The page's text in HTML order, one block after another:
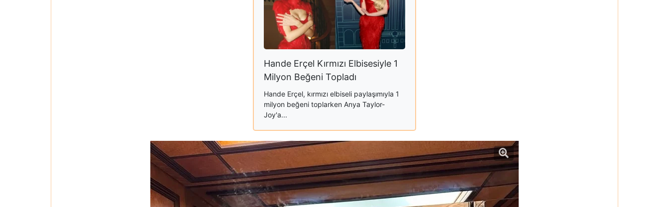
Hande Erçel Kırmızı Elbisesiyle 1
Milyon Beğeni Topladı
Hande Erçel, kırmızı elbiseli paylaşımıyla 1
milyon beğeni toplarken Anya Taylor-
Joy'a...